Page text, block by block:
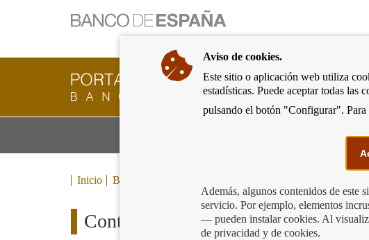
Ir
a
página
de
inicio
del
Cliente
Bancario
Banco
ir
a
Inicio Blog
Contratos de crédito inmobiliario.
Aviso de cookies.
Este sitio o aplicación web utiliza
estadísticas. Puede aceptar todas
pulsando el botón "Configurar".
Además, algunos contenidos de este
servicio. Por ejemplo, elementos
— pueden instalar cookies. Al
de privacidad y de cookies.